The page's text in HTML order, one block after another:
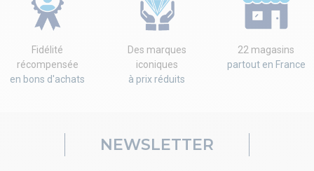
Fidélité
récompensée
en bons d'achats
Des marques
iconiques
à prix réduits
22 magasins
partout en France
NEWSLETTER